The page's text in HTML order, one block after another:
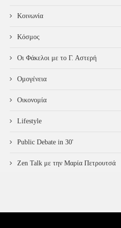
Κοινωνία
Κόσμος
Οι Φάκελοι με το Γ. Αστερή
Ομογένεια
Οικονομία
Lifestyle
Public Debate in 30'
Zen Talk με την Μαρία Πετρουτσά